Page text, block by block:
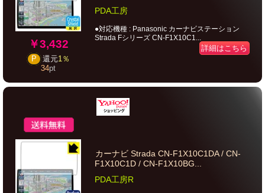
￥3,432
P 還元1％
34pt
PDA工房
●対応機種 : Panasonic カーナビステーション
Strada Fシリーズ CN-F1X10C1...
詳細はこちら
カーナビ Strada CN-F1X10C1DA / CN-
F1X10C1D / CN-F1X10BG...
PDA工房R